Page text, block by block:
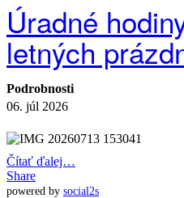
Úradné
letných
Podrobnosti
06. júl 2026
Čítať ďalej…
Share
powered by social2s